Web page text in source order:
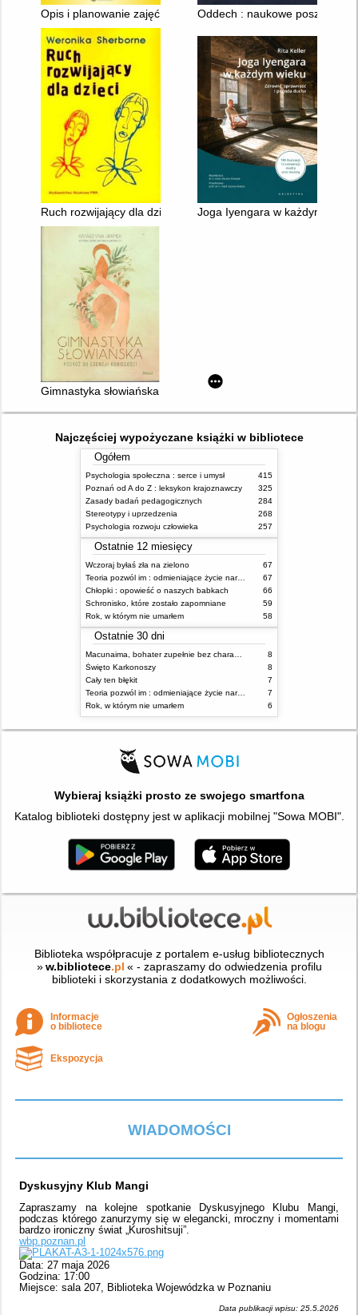
Opis i planowanie zajęć według Metody Ruchu Rozwijającego
Oddech : naukowe
Ruch rozwijający dla dzieci Joga Iyengara w każdym
Gimnastyka słowiańska : podróż do esencji kobiecości
Najczęściej wypożyczane książki w bibliotece
Ogółem
Psychologia społeczna : serce i umysł
415
Poznań od A do Z : leksykon krajoznawczy
325
Zasady badań pedagogicznych
284
Stereotypy i uprzedzenia
268
Psychologia rozwoju człowieka
257
Ostatnie 12 miesięcy
Wczoraj byłaś zła na zielono
67
Teoria pozwól im : odmieniające życie narzędzie, o którym mówią miliony ludzi
67
Chłopki : opowieść o naszych babkach
66
Schronisko, które zostało zapomniane
59
Rok, w którym nie umarłem
58
Ostatnie 30 dni
8
Święto Karkonoszy
8
Cały ten błękit
7
Teoria pozwól im : odmieniające życie narzędzie, o którym mówią miliony ludzi
7
Rok, w którym nie umarłem
6
Wybieraj książki prosto ze swojego smartfona
Katalog biblioteki dostępny jest w aplikacji mobilnej "Sowa MOBI".
Biblioteka współpracuje z portalem e-usług bibliotecznych
» w.bibliotece.pl « - zapraszamy do odwiedzenia profilu
biblioteki i skorzystania z dodatkowych możliwości.
Informacje
o bibliotece
Ogłoszenia
na blogu
Ekspozycja
WIADOMOŚCI
Dyskusyjny Klub Mangi
Zapraszamy na kolejne spotkanie Dyskusyjnego Klubu Mangi,
podczas którego zanurzymy się w elegancki, mroczny i momentami
bardzo ironiczny świat „Kuroshitsuji”.
wbp.poznan.pl
Data: 27 maja 2026
Godzina: 17:00
Miejsce: sala 207, Biblioteka Wojewódzka w Poznaniu
Data publikacji wpisu: 25.5.2026